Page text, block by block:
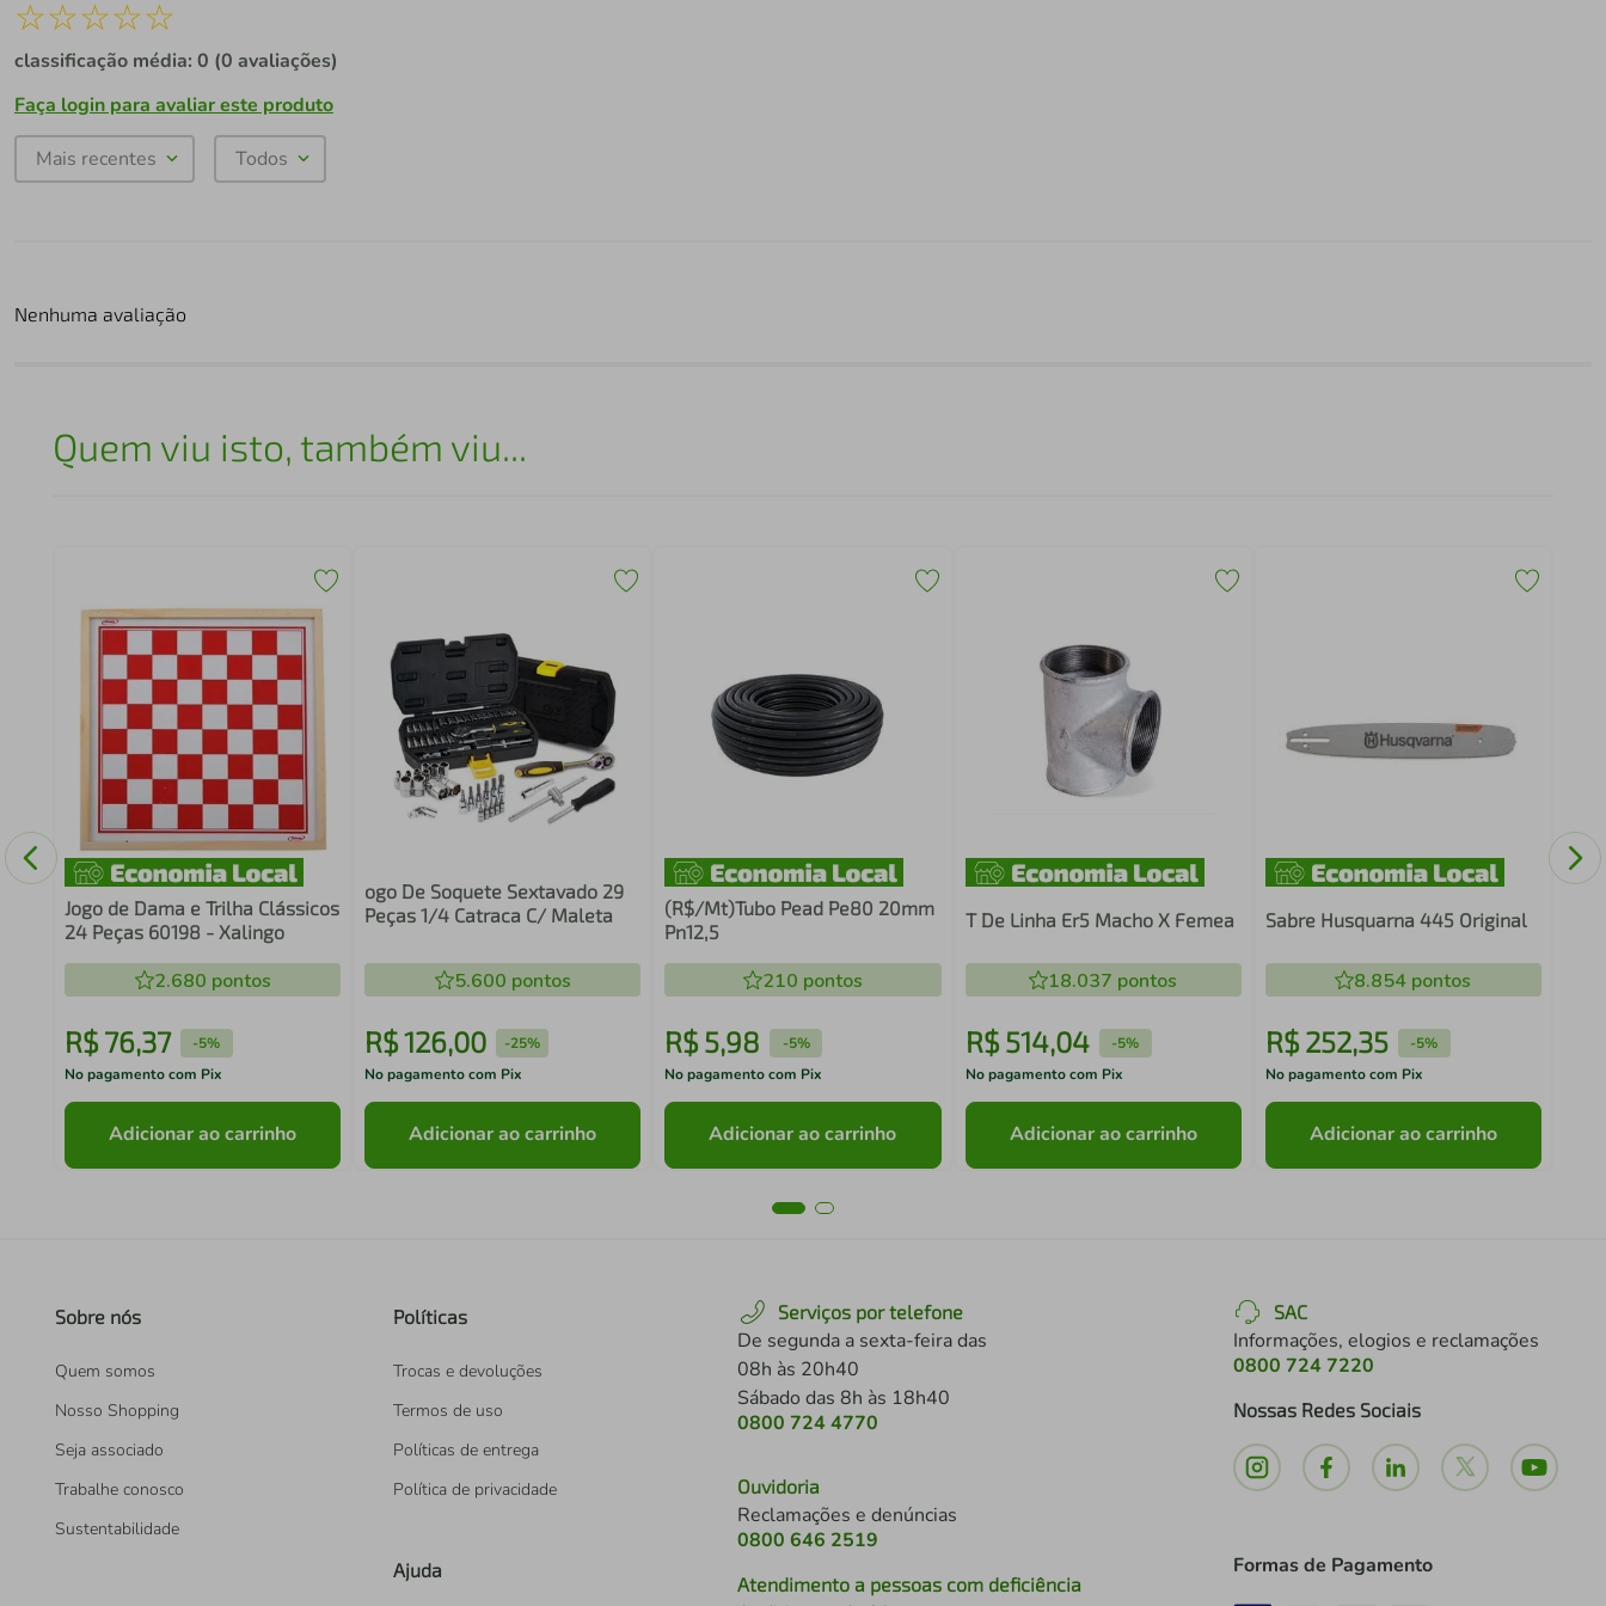
☆☆☆☆☆
classificação média: 0 (0 avaliações)
Faça login para avaliar este produto
Mais recentes Todos
Nenhuma avaliação
Quem viu isto, também viu...
Jogo de Dama e Trilha Clássicos
24 Peças 60198 - Xalingo
2.680 pontos
R$ 76,37 -5%
No pagamento com Pix
Adicionar ao carrinho
ogo De Soquete Sextavado 29
Peças 1/4 Catraca C/ Maleta
5.600 pontos
R$126,00 -25%
No pagamento com Pix
Adicionar ao carrinho
(R$/Mt)Tubo Pead Pe80 20mm
Pn12,5
210 pontos
R$5,98 -5%
No pagamento com Pix
Adicionar ao carrinho
T De Linha Er5 Macho X Femea
18.037 pontos
R$ 514,04 -5%
No pagamento com Pix
Adicionar ao carrinho
Sabre Husquarna 445 Original
8.854 pontos
R$ 252,35 -5%
No pagamento com Pix
Adicionar ao carrinho
Sobre nós
Quem somos
Nosso Shopping
Seja associado
Trabalhe conosco
Sustentabilidade
Políticas
Trocas e devoluções
Termos de uso
Políticas de entrega
Política de privacidade
Ajuda
Serviços por telefone
De segunda a sexta-feira das
08h às 20h40
Sábado das 8h às 18h40
0800 724 4770
Ouvidoria
Reclamações e denúncias
0800 646 2519
Atendimento a pessoas com deficiência
SAC
Informações, elogios e reclamações
0800 724 7220
Nossas Redes Sociais
Formas de Pagamento